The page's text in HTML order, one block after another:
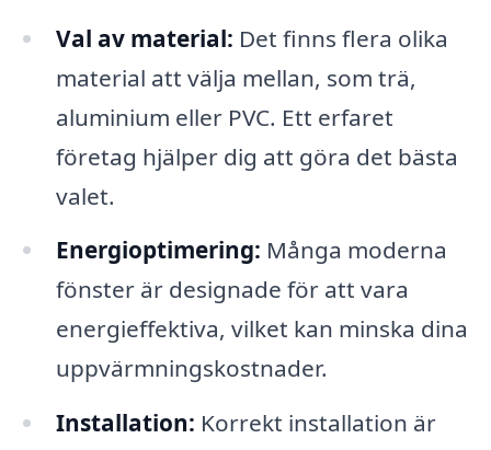
Val av material: Det finns flera olika
material att välja mellan, som trä,
aluminium eller PVC. Ett erfaret
företag hjälper dig att göra det bästa
valet.
Energioptimering: Många moderna
fönster är designade för att vara
energieffektiva, vilket kan minska dina
uppvärmningskostnader.
Installation: Korrekt installation är